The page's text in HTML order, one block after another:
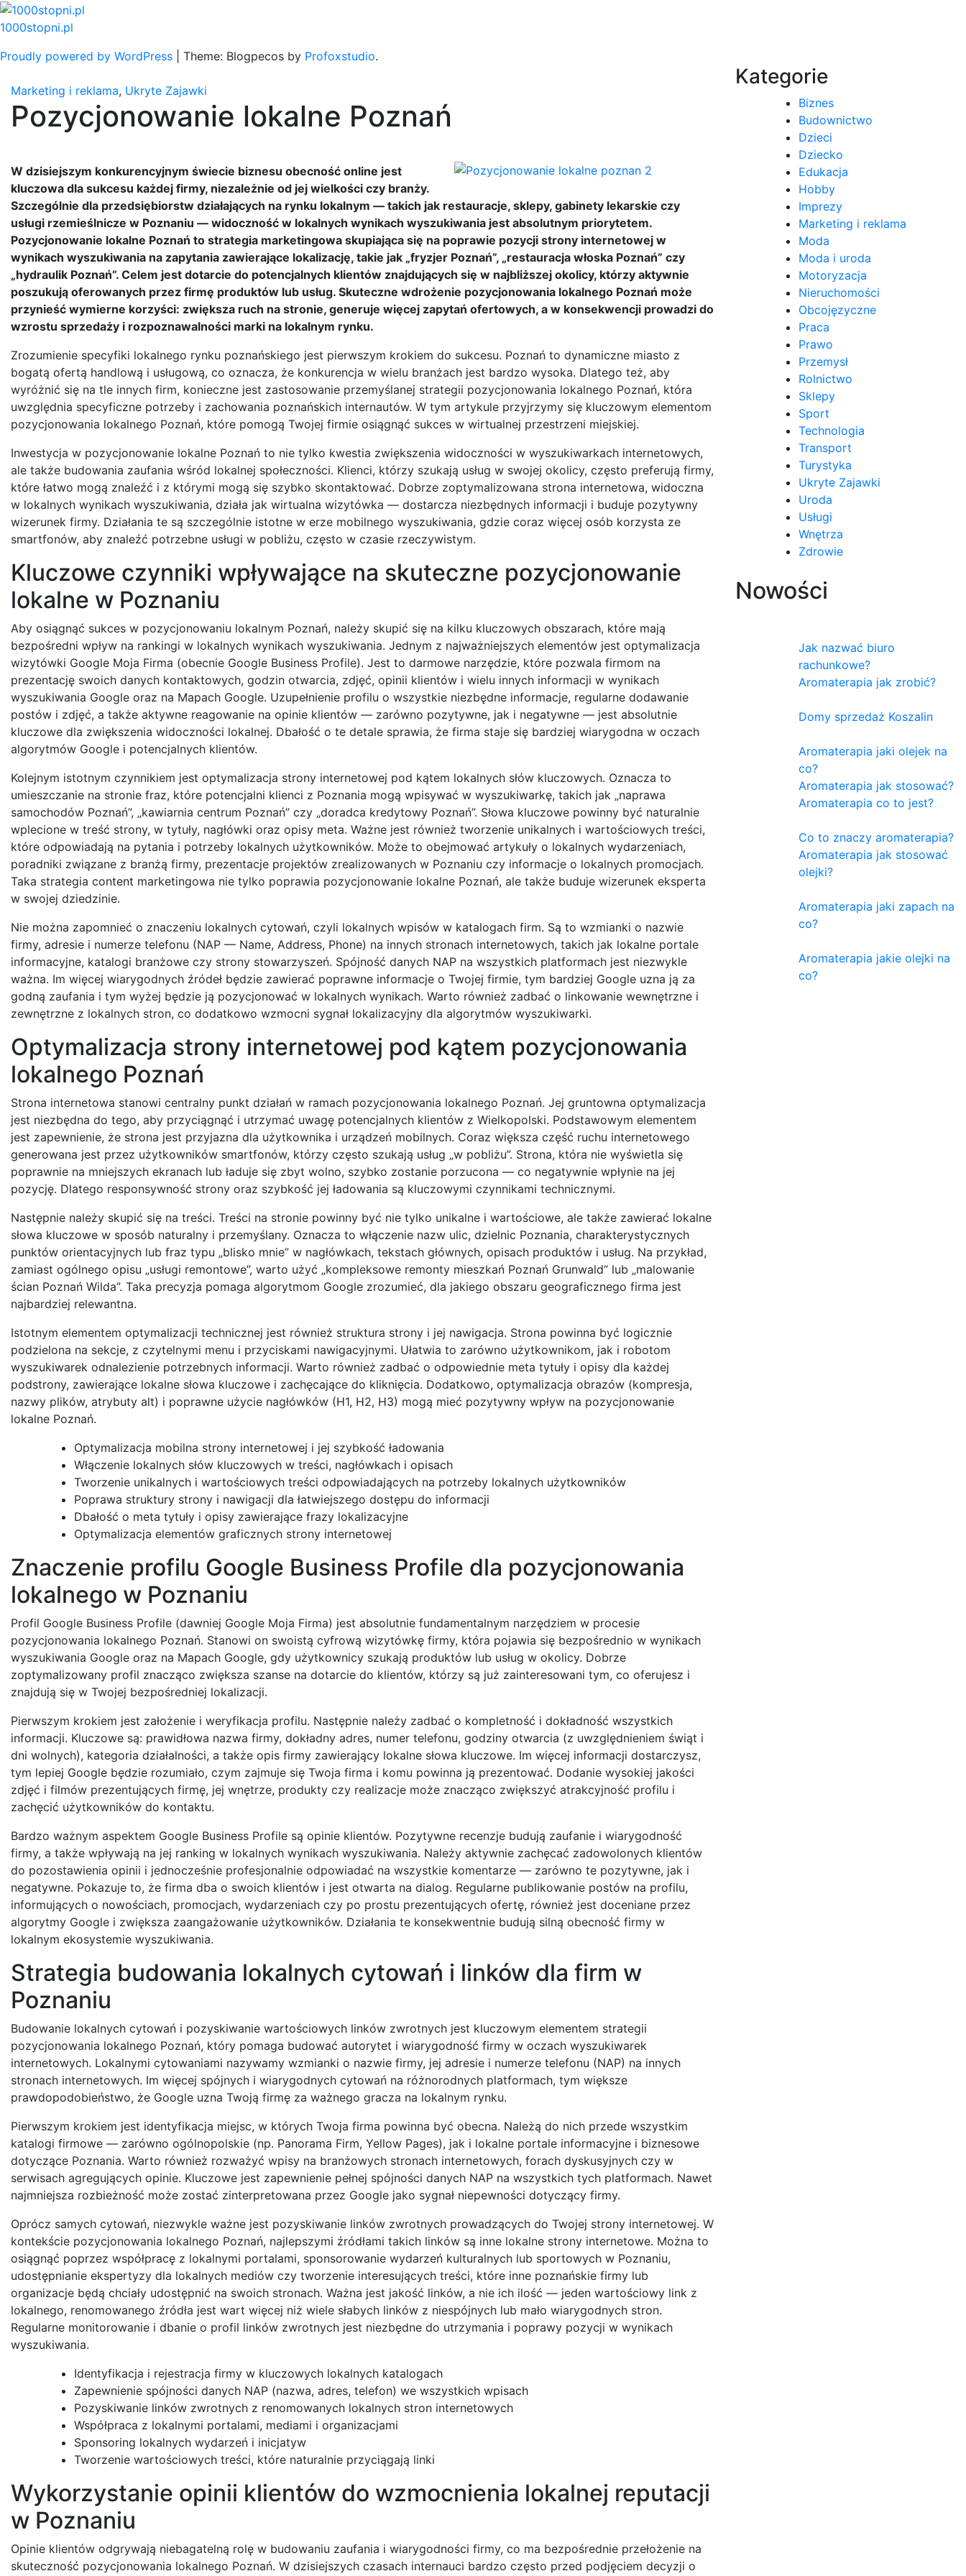
Skip
to
1000stopni.pl
Proudly powered by WordPress
Theme: Blogpecos by Profoxstudio.
Marketing i reklama, Ukryte Zajawki
Pozycjonowanie lokalne Poznań
W dzisiejszym konkurencyjnym świecie biznesu obecność online jest
kluczowa dla sukcesu każdej firmy, niezależnie od jej wielkości czy branży.
Szczególnie dla przedsiębiorstw działających na rynku lokalnym — takich jak restauracje, sklepy, gabinety lekarskie czy
usługi rzemieślnicze w Poznaniu — widoczność w lokalnych wynikach wyszukiwania jest absolutnym priorytetem.
Pozycjonowanie lokalne Poznań to strategia marketingowa skupiająca się na poprawie pozycji strony internetowej w
wynikach wyszukiwania na zapytania zawierające lokalizację, takie jak „fryzjer Poznań”, „restauracja włoska Poznań” czy
„hydraulik Poznań”. Celem jest dotarcie do potencjalnych klientów znajdujących się w najbliższej okolicy, którzy aktywnie
poszukują oferowanych przez firmę produktów lub usług. Skuteczne wdrożenie pozycjonowania lokalnego Poznań może
przynieść wymierne korzyści: zwiększa ruch na stronie, generuje więcej zapytań ofertowych, a w konsekwencji prowadzi do
wzrostu sprzedaży i rozpoznawalności marki na lokalnym rynku.
Zrozumienie specyfiki lokalnego rynku poznańskiego jest pierwszym krokiem do sukcesu. Poznań to dynamiczne miasto z
bogatą ofertą handlową i usługową, co oznacza, że konkurencja w wielu branżach jest bardzo wysoka. Dlatego też, aby
wyróżnić się na tle innych firm, konieczne jest zastosowanie przemyślanej strategii pozycjonowania lokalnego Poznań, która
uwzględnia specyficzne potrzeby i zachowania poznańskich internautów. W tym artykule przyjrzymy się kluczowym elementom
pozycjonowania lokalnego Poznań, które pomogą Twojej firmie osiągnąć sukces w wirtualnej przestrzeni miejskiej.
Inwestycja w pozycjonowanie lokalne Poznań to nie tylko kwestia zwiększenia widoczności w wyszukiwarkach internetowych,
ale także budowania zaufania wśród lokalnej społeczności. Klienci, którzy szukają usług w swojej okolicy, często preferują firmy,
które łatwo mogą znaleźć i z którymi mogą się szybko skontaktować. Dobrze zoptymalizowana strona internetowa, widoczna
w lokalnych wynikach wyszukiwania, działa jak wirtualna wizytówka — dostarcza niezbędnych informacji i buduje pozytywny
wizerunek firmy. Działania te są szczególnie istotne w erze mobilnego wyszukiwania, gdzie coraz więcej osób korzysta ze
smartfonów, aby znaleźć potrzebne usługi w pobliżu, często w czasie rzeczywistym.
Kluczowe czynniki wpływające na skuteczne pozycjonowanie
lokalne w Poznaniu
Aby osiągnąć sukces w pozycjonowaniu lokalnym Poznań, należy skupić się na kilku kluczowych obszarach, które mają
bezpośredni wpływ na rankingi w lokalnych wynikach wyszukiwania. Jednym z najważniejszych elementów jest optymalizacja
wizytówki Google Moja Firma (obecnie Google Business Profile). Jest to darmowe narzędzie, które pozwala firmom na
prezentację swoich danych kontaktowych, godzin otwarcia, zdjęć, opinii klientów i wielu innych informacji w wynikach
wyszukiwania Google oraz na Mapach Google. Uzupełnienie profilu o wszystkie niezbędne informacje, regularne dodawanie
postów i zdjęć, a także aktywne reagowanie na opinie klientów — zarówno pozytywne, jak i negatywne — jest absolutnie
kluczowe dla zwiększenia widoczności lokalnej. Dbałość o te detale sprawia, że firma staje się bardziej wiarygodna w oczach
algorytmów Google i potencjalnych klientów.
Kolejnym istotnym czynnikiem jest optymalizacja strony internetowej pod kątem lokalnych słów kluczowych. Oznacza to
umieszczanie na stronie fraz, które potencjalni klienci z Poznania mogą wpisywać w wyszukiwarkę, takich jak „naprawa
samochodów Poznań”, „kawiarnia centrum Poznań” czy „doradca kredytowy Poznań”. Słowa kluczowe powinny być naturalnie
wplecione w treść strony, w tytuły, nagłówki oraz opisy meta. Ważne jest również tworzenie unikalnych i wartościowych treści,
które odpowiadają na pytania i potrzeby lokalnych użytkowników. Może to obejmować artykuły o lokalnych wydarzeniach,
poradniki związane z branżą firmy, prezentacje projektów zrealizowanych w Poznaniu czy informacje o lokalnych promocjach.
Taka strategia content marketingowa nie tylko poprawia pozycjonowanie lokalne Poznań, ale także buduje wizerunek eksperta
w swojej dziedzinie.
Nie można zapomnieć o znaczeniu lokalnych cytowań, czyli lokalnych wpisów w katalogach firm. Są to wzmianki o nazwie
firmy, adresie i numerze telefonu (NAP — Name, Address, Phone) na innych stronach internetowych, takich jak lokalne portale
informacyjne, katalogi branżowe czy strony stowarzyszeń. Spójność danych NAP na wszystkich platformach jest niezwykle
ważna. Im więcej wiarygodnych źródeł będzie zawierać poprawne informacje o Twojej firmie, tym bardziej Google uzna ją za
godną zaufania i tym wyżej będzie ją pozycjonować w lokalnych wynikach. Warto również zadbać o linkowanie wewnętrzne i
zewnętrzne z lokalnych stron, co dodatkowo wzmocni sygnał lokalizacyjny dla algorytmów wyszukiwarki.
Optymalizacja strony internetowej pod kątem pozycjonowania
lokalnego Poznań
Strona internetowa stanowi centralny punkt działań w ramach pozycjonowania lokalnego Poznań. Jej gruntowna optymalizacja
jest niezbędna do tego, aby przyciągnąć i utrzymać uwagę potencjalnych klientów z Wielkopolski. Podstawowym elementem
jest zapewnienie, że strona jest przyjazna dla użytkownika i urządzeń mobilnych. Coraz większa część ruchu internetowego
generowana jest przez użytkowników smartfonów, którzy często szukają usług „w pobliżu”. Strona, która nie wyświetla się
poprawnie na mniejszych ekranach lub ładuje się zbyt wolno, szybko zostanie porzucona — co negatywnie wpłynie na jej
pozycję. Dlatego responsywność strony oraz szybkość jej ładowania są kluczowymi czynnikami technicznymi.
Następnie należy skupić się na treści. Treści na stronie powinny być nie tylko unikalne i wartościowe, ale także zawierać lokalne
słowa kluczowe w sposób naturalny i przemyślany. Oznacza to włączenie nazw ulic, dzielnic Poznania, charakterystycznych
punktów orientacyjnych lub fraz typu „blisko mnie” w nagłówkach, tekstach głównych, opisach produktów i usług. Na przykład,
zamiast ogólnego opisu „usługi remontowe”, warto użyć „kompleksowe remonty mieszkań Poznań Grunwald” lub „malowanie
ścian Poznań Wilda”. Taka precyzja pomaga algorytmom Google zrozumieć, dla jakiego obszaru geograficznego firma jest
najbardziej relewantna.
Istotnym elementem optymalizacji technicznej jest również struktura strony i jej nawigacja. Strona powinna być logicznie
podzielona na sekcje, z czytelnymi menu i przyciskami nawigacyjnymi. Ułatwia to zarówno użytkownikom, jak i robotom
wyszukiwarek odnalezienie potrzebnych informacji. Warto również zadbać o odpowiednie meta tytuły i opisy dla każdej
podstrony, zawierające lokalne słowa kluczowe i zachęcające do kliknięcia. Dodatkowo, optymalizacja obrazów (kompresja,
nazwy plików, atrybuty alt) i poprawne użycie nagłówków (H1, H2, H3) mogą mieć pozytywny wpływ na pozycjonowanie
lokalne Poznań.
Optymalizacja mobilna strony internetowej i jej szybkość ładowania
Włączenie lokalnych słów kluczowych w treści, nagłówkach i opisach
Tworzenie unikalnych i wartościowych treści odpowiadających na potrzeby lokalnych użytkowników
Poprawa struktury strony i nawigacji dla łatwiejszego dostępu do informacji
Dbałość o meta tytuły i opisy zawierające frazy lokalizacyjne
Optymalizacja elementów graficznych strony internetowej
Znaczenie profilu Google Business Profile dla pozycjonowania
lokalnego w Poznaniu
Profil Google Business Profile (dawniej Google Moja Firma) jest absolutnie fundamentalnym narzędziem w procesie
pozycjonowania lokalnego Poznań. Stanowi on swoistą cyfrową wizytówkę firmy, która pojawia się bezpośrednio w wynikach
wyszukiwania Google oraz na Mapach Google, gdy użytkownicy szukają produktów lub usług w okolicy. Dobrze
zoptymalizowany profil znacząco zwiększa szanse na dotarcie do klientów, którzy są już zainteresowani tym, co oferujesz i
znajdują się w Twojej bezpośredniej lokalizacji.
Pierwszym krokiem jest założenie i weryfikacja profilu. Następnie należy zadbać o kompletność i dokładność wszystkich
informacji. Kluczowe są: prawidłowa nazwa firmy, dokładny adres, numer telefonu, godziny otwarcia (z uwzględnieniem świąt i
dni wolnych), kategoria działalności, a także opis firmy zawierający lokalne słowa kluczowe. Im więcej informacji dostarczysz,
tym lepiej Google będzie rozumiało, czym zajmuje się Twoja firma i komu powinna ją prezentować. Dodanie wysokiej jakości
zdjęć i filmów prezentujących firmę, jej wnętrze, produkty czy realizacje może znacząco zwiększyć atrakcyjność profilu i
zachęcić użytkowników do kontaktu.
Bardzo ważnym aspektem Google Business Profile są opinie klientów. Pozytywne recenzje budują zaufanie i wiarygodność
firmy, a także wpływają na jej ranking w lokalnych wynikach wyszukiwania. Należy aktywnie zachęcać zadowolonych klientów
do pozostawienia opinii i jednocześnie profesjonalnie odpowiadać na wszystkie komentarze — zarówno te pozytywne, jak i
negatywne. Pokazuje to, że firma dba o swoich klientów i jest otwarta na dialog. Regularne publikowanie postów na profilu,
informujących o nowościach, promocjach, wydarzeniach czy po prostu prezentujących ofertę, również jest doceniane przez
algorytmy Google i zwiększa zaangażowanie użytkowników. Działania te konsekwentnie budują silną obecność firmy w
lokalnym ekosystemie wyszukiwania.
Strategia budowania lokalnych cytowań i linków dla firm w
Poznaniu
Budowanie lokalnych cytowań i pozyskiwanie wartościowych linków zwrotnych jest kluczowym elementem strategii
pozycjonowania lokalnego Poznań, który pomaga budować autorytet i wiarygodność firmy w oczach wyszukiwarek
internetowych. Lokalnymi cytowaniami nazywamy wzmianki o nazwie firmy, jej adresie i numerze telefonu (NAP) na innych
stronach internetowych. Im więcej spójnych i wiarygodnych cytowań na różnorodnych platformach, tym większe
prawdopodobieństwo, że Google uzna Twoją firmę za ważnego gracza na lokalnym rynku.
Pierwszym krokiem jest identyfikacja miejsc, w których Twoja firma powinna być obecna. Należą do nich przede wszystkim
katalogi firmowe — zarówno ogólnopolskie (np. Panorama Firm, Yellow Pages), jak i lokalne portale informacyjne i biznesowe
dotyczące Poznania. Warto również rozważyć wpisy na branżowych stronach internetowych, forach dyskusyjnych czy w
serwisach agregujących opinie. Kluczowe jest zapewnienie pełnej spójności danych NAP na wszystkich tych platformach. Nawet
najmniejsza rozbieżność może zostać zinterpretowana przez Google jako sygnał niepewności dotyczący firmy.
Oprócz samych cytowań, niezwykle ważne jest pozyskiwanie linków zwrotnych prowadzących do Twojej strony internetowej. W
kontekście pozycjonowania lokalnego Poznań, najlepszymi źródłami takich linków są inne lokalne strony internetowe. Można to
osiągnąć poprzez współpracę z lokalnymi portalami, sponsorowanie wydarzeń kulturalnych lub sportowych w Poznaniu,
udostępnianie ekspertyzy dla lokalnych mediów czy tworzenie interesujących treści, które inne poznańskie firmy lub
organizacje będą chciały udostępnić na swoich stronach. Ważna jest jakość linków, a nie ich ilość — jeden wartościowy link z
lokalnego, renomowanego źródła jest wart więcej niż wiele słabych linków z niespójnych lub mało wiarygodnych stron.
Regularne monitorowanie i dbanie o profil linków zwrotnych jest niezbędne do utrzymania i poprawy pozycji w wynikach
wyszukiwania.
Identyfikacja i rejestracja firmy w kluczowych lokalnych katalogach
Zapewnienie spójności danych NAP (nazwa, adres, telefon) we wszystkich wpisach
Pozyskiwanie linków zwrotnych z renomowanych lokalnych stron internetowych
Współpraca z lokalnymi portalami, mediami i organizacjami
Sponsoring lokalnych wydarzeń i inicjatyw
Tworzenie wartościowych treści, które naturalnie przyciągają linki
Wykorzystanie opinii klientów do wzmocnienia lokalnej reputacji
w Poznaniu
Opinie klientów odgrywają niebagatelną rolę w budowaniu zaufania i wiarygodności firmy, co ma bezpośrednie przełożenie na
skuteczność pozycjonowania lokalnego Poznań. W dzisiejszych czasach internauci bardzo często przed podjęciem decyzji o
Kategorie
Biznes
Budownictwo
Dzieci
Dziecko
Edukacja
Hobby
Imprezy
Marketing i reklama
Moda
Moda i uroda
Motoryzacja
Nieruchomości
Obcojęzyczne
Praca
Prawo
Przemysł
Rolnictwo
Sklepy
Sport
Technologia
Transport
Turystyka
Ukryte Zajawki
Uroda
Usługi
Wnętrza
Zdrowie
Nowości
Jak nazwać biuro
rachunkowe?
Aromaterapia jak zrobić?
Domy sprzedaż Koszalin
Aromaterapia jaki olejek na
co?
Aromaterapia jak stosować?
Aromaterapia co to jest?
Co to znaczy aromaterapia?
Aromaterapia jak stosować
olejki?
Aromaterapia jaki zapach na
co?
Aromaterapia jakie olejki na
co?